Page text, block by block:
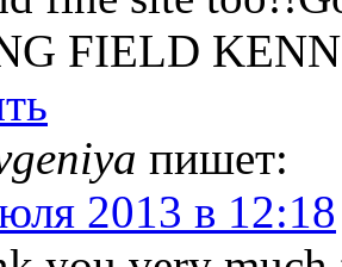
FIELD
пишет:
2013 в 12:18